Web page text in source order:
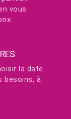
vous
la date
besoins, à